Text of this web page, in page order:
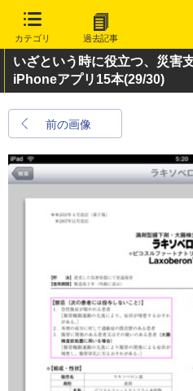
カテゴリ 過去記事
いざという時に役立つ、災害
iPhoneアプリ15本(29/30)
前の画像